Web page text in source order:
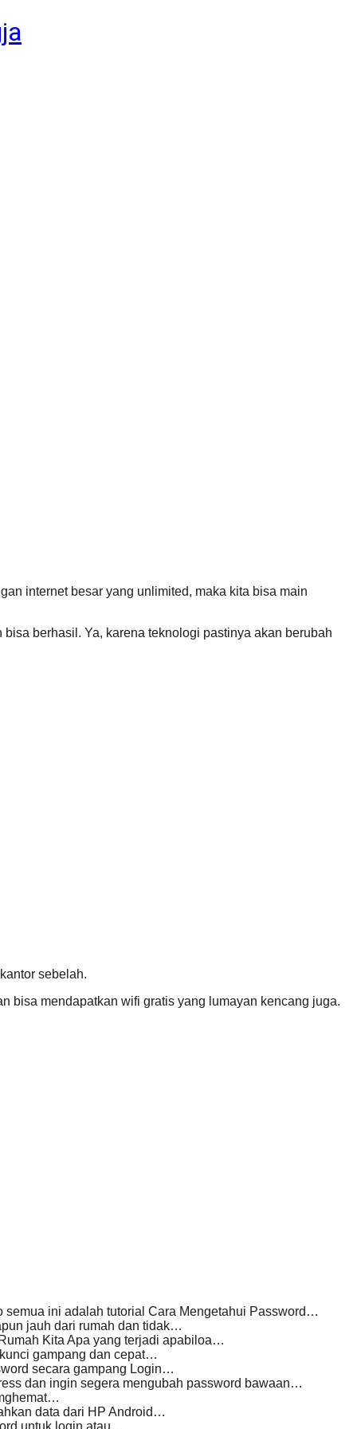
internet besar yang unlimited, maka kita bisa main
berhasil. Ya, karena teknologi pastinya akan berubah
sebelah.
bisa mendapatkan wifi gratis yang lumayan kencang juga.
semua ini adalah tutorial Cara Mengetahui Password…
jauh dari rumah dan tidak…
Kita Apa yang terjadi apabiloa…
gampang dan cepat…
secara gampang Login…
dan ingin segera mengubah password bawaan…
data dari HP Android…